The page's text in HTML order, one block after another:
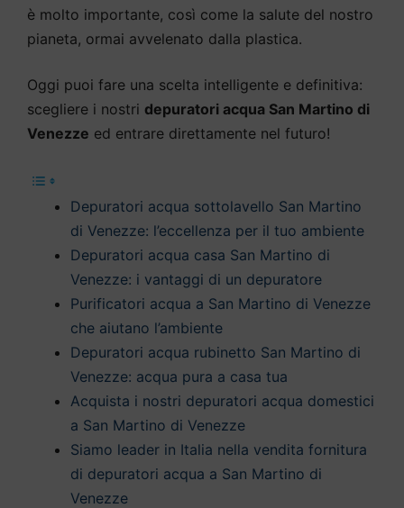
è molto importante, così come la salute del nostro
pianeta, ormai avvelenato dalla plastica.
Oggi puoi fare una scelta intelligente e definitiva:
scegliere i nostri depuratori acqua San Martino di
Venezze ed entrare direttamente nel futuro!
Depuratori acqua sottolavello San Martino
di Venezze: l’eccellenza per il tuo ambiente
Depuratori acqua casa San Martino di
Venezze: i vantaggi di un depuratore
Purificatori acqua a San Martino di Venezze
che aiutano l’ambiente
Depuratori acqua rubinetto San Martino di
Venezze: acqua pura a casa tua
Acquista i nostri depuratori acqua domestici
a San Martino di Venezze
Siamo leader in Italia nella vendita fornitura
di depuratori acqua a San Martino di
Venezze